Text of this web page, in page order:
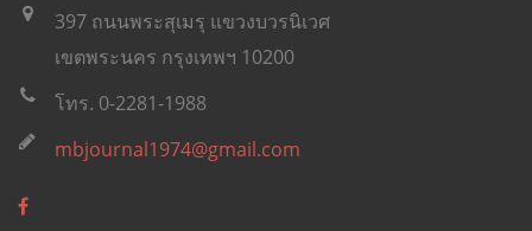
397 ถนนพระสุเมรุ แขวงบวรนิเวศ
เขตพระนคร กรุงเทพฯ 10200
โทร. 0-2281-1988
mbjournal1974@gmail.com